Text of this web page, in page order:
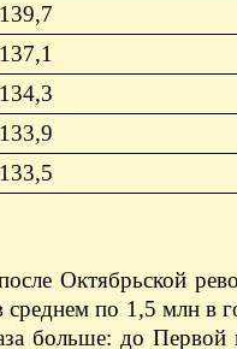
139,7
137,1
134,3
133,9
133,5
Октябрьской
среднем по 1,5 млн в
больше: до Первой